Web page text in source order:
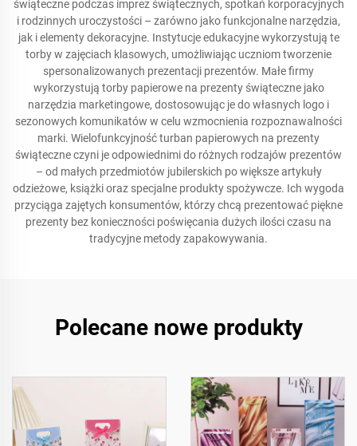
świąteczne podczas imprez świątecznych, spotkań korporacyjnych
i rodzinnych uroczystości – zarówno jako funkcjonalne narzędzia,
jak i elementy dekoracyjne. Instytucje edukacyjne wykorzystują te
torby w zajęciach klasowych, umożliwiając uczniom tworzenie
spersonalizowanych prezentacji prezentów. Małe firmy
wykorzystują torby papierowe na prezenty świąteczne jako
narzędzia marketingowe, dostosowując je do własnych logo i
sezonowych komunikatów w celu wzmocnienia rozpoznawalności
marki. Wielofunkcyjność turban papierowych na prezenty
świąteczne czyni je odpowiednimi do różnych rodzajów prezentów
– od małych przedmiotów jubilerskich po większe artykuły
odzieżowe, książki oraz specjalne produkty spożywcze. Ich wygoda
przyciąga zajętych konsumentów, którzy chcą prezentować piękne
prezenty bez konieczności poświęcania dużych ilości czasu na
tradycyjne metody zapakowywania.
Polecane nowe produkty